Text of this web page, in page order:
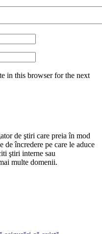
in this browser for the next
de ştiri care preia în mod
de încredere pe care le aduce
ştiri interne sau
multe domenii.